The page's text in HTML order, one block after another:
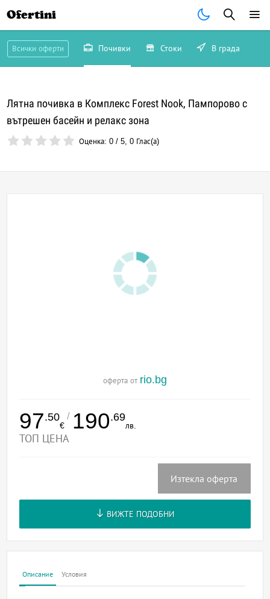
Ofertini
Всички оферти Почивки Стоки В града
Лятна почивка в Комплекс Forest Nook, Пампорово с
вътрешен басейн и релакс зона
Оценка:0 /5,0 Глас(а)
оферта от rio.bg
97.50
€
/ 190.69
лв.
ТОП ЦЕНА
Изтекла оферта
ВИЖТЕ ПОДОБНИ
Описание Условия